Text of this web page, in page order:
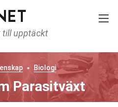
till upptäckt
Biologi
Parasitväxt